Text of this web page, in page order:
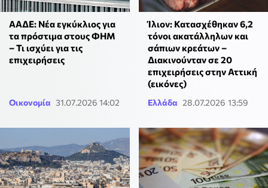
ΑΑΔΕ: Νέα εγκύκλιος για
τα πρόστιμα στους ΦΗΜ
– Τι ισχύει για τις
επιχειρήσεις
Οικονομία 31.07.2026 14:02
Ίλιον: Κατασχέθηκαν 6,2
τόνοι ακατάλληλων και
σάπιων κρεάτων –
Διακινούνταν σε 20
επιχειρήσεις στην Αττική
(εικόνες)
Ελλάδα 28.07.2026 13:59